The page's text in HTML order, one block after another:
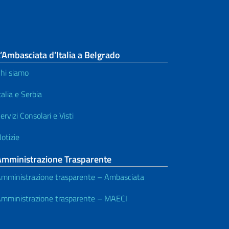
d’Italia a Belgrado
siamo
e Serbia
Consolari e Visti
Trasparente
trasparente – Ambasciata
trasparente – MAECI